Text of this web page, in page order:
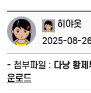
히야옷
2025-08-
- 첨부파일 : 다낭 황
운로드